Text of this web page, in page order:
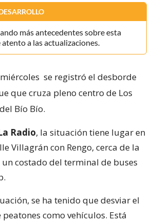
más antecedentes sobre esta
a las actualizaciones.
se registró el desborde
que cruza pleno centro de Los
Bío Bío.
Radio, la situación tiene lugar en
Villagrán con Rengo, cerca de la
un costado del terminal de buses
se ha tenido que desviar el
como vehículos. Está